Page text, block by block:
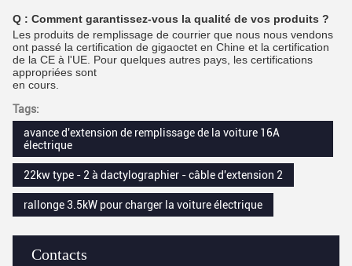
Contacts
Q : Comment garantissez-vous la qualité de vos produits ?
Les produits de remplissage de courrier que nous nous vendons
ont passé la certification de gigaoctet en Chine et la certification
de la CE à l'UE. Pour quelques autres pays, les certifications
appropriées sont
en cours.
Tags:
avance d'extension de remplissage de la voiture 16A
électrique
22kw type - 2 à dactylographier - câble d'extension 2
rallonge 3.5kW pour charger la voiture électrique